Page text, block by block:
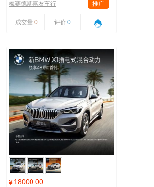
梅赛德斯嘉友车行
推广
成交量 0 评价 0
¥18000.00